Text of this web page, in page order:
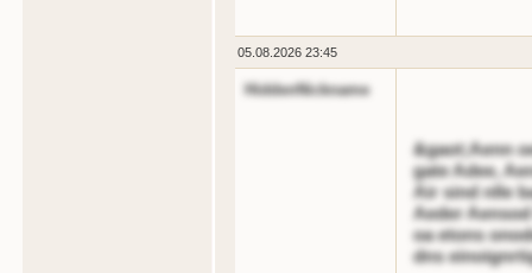
05.08.2026 23:45
HiddenNickname
&gaot;Aenn
gate Adee,
Air sind nlle
Aeder
oa etons
dns